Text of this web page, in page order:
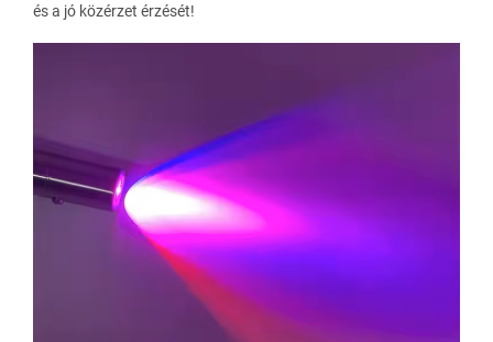
és a jó közérzet érzését!